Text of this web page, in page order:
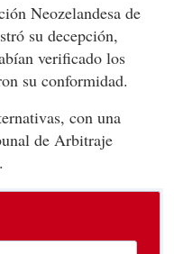
Neozelandesa de
su decepción,
verificado los
su conformidad.
con una
de Arbitraje